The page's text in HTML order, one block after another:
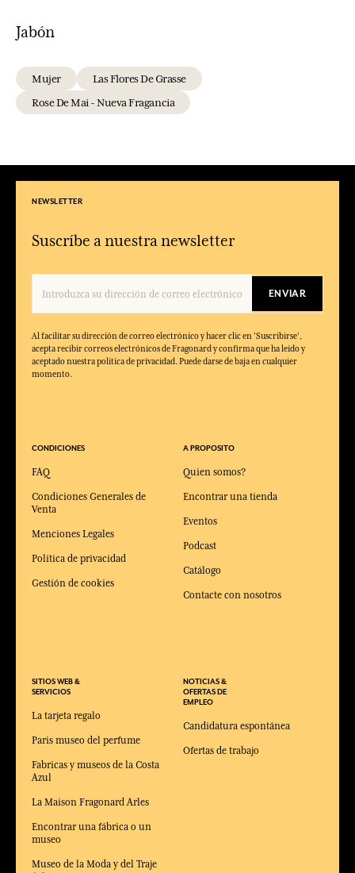
Jabón
Mujer
Las Flores De Grasse
Rose De Mai - Nueva Fragancia
NEWSLETTER
Suscríbe a nuestra newsletter
ENVIAR
Al facilitar su dirección de correo electrónico y hacer clic en 'Suscribirse',
acepta recibir correos electrónicos de Fragonard y confirma que ha leído y
aceptado nuestra política de privacidad. Puede darse de baja en cualquier
momento.
CONDICIONES
FAQ
Condiciones Generales de
Venta
Menciones Legales
Política de privacidad
Gestión de cookies
SITIOS WEB &
SERVICIOS
La tarjeta regalo
Paris museo del perfume
Fabricas y museos de la Costa
Azul
La Maison Fragonard Arles
Encontrar una fábrica o un
museo
Museo de la Moda y del Traje
A PROPOSITO
Quien somos?
Encontrar una tienda
Eventos
Podcast
Catálogo
Contacte con nosotros
NOTICIAS &
OFERTAS DE
EMPLEO
Candidatura espontánea
Ofertas de trabajo